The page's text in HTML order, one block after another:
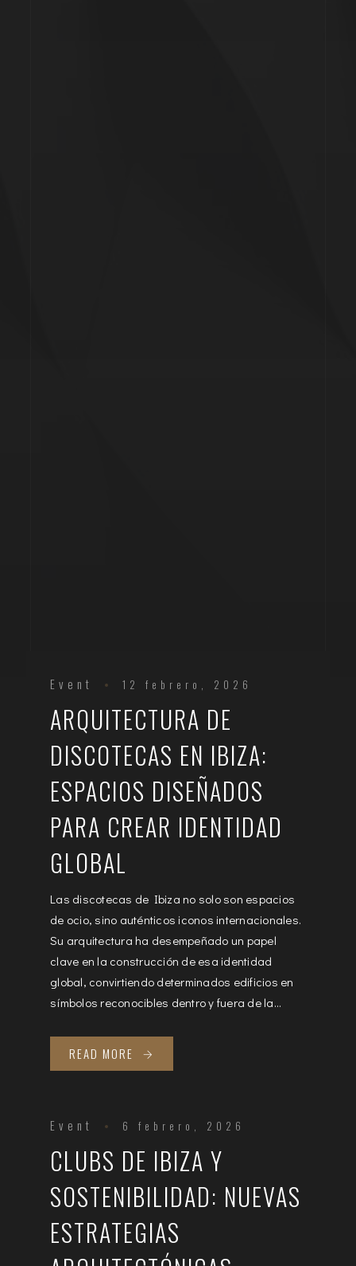
Event 12 febrero, 2026
ARQUITECTURA DE
DISCOTECAS EN IBIZA:
ESPACIOS DISEÑADOS
PARA CREAR IDENTIDAD
GLOBAL
Las discotecas de Ibiza no solo son espacios
de ocio, sino auténticos iconos internacionales.
Su arquitectura ha desempeñado un papel
clave en la construcción de esa identidad
global, convirtiendo determinados edificios en
símbolos reconocibles dentro y fuera de la...
READ MORE
Event 6 febrero, 2026
CLUBS DE IBIZA Y
SOSTENIBILIDAD: NUEVAS
ESTRATEGIAS